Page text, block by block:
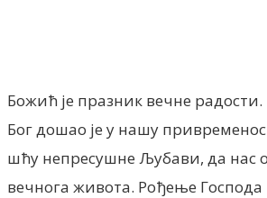
Божић је празник вечне
Бог дошао је у нашу
шћу непресушне Љубави, да нас
вечнога живота. Рођење Господа